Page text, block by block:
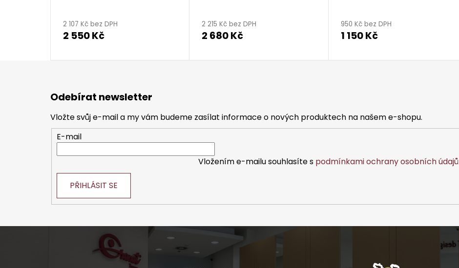
2 107 Kč bez DPH
2 550 Kč
2 215 Kč bez DPH
2 680 Kč
950 Kč bez DPH
1 150 Kč
Odebírat newsletter
Vložte svůj e-mail a my vám budeme zasílat informace o nových produktech na našem e-shopu.
E-mail
Vložením e-mailu souhlasíte s podmínkami ochrany osobních údajů
PŘIHLÁSIT SE